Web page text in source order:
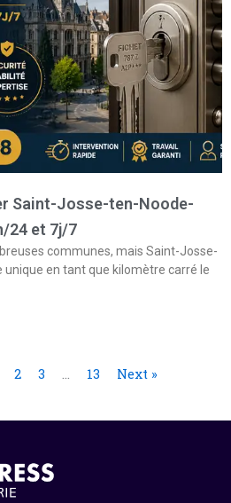
Saint-Josse-ten-Noode-
24 et 7j/7
communes, mais Saint-Josse-
unique en tant que kilomètre carré le
2 3 … 13 Next »